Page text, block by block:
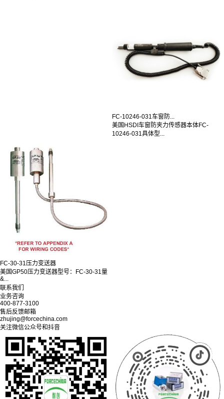
FC-10246-031车窗防...
美国HSDI车窗防夹力传感器本体FC-
10246-031具体型...
FC-30-31压力变送器
美国GP50压力变送器型号：FC-30-31量
&...
联系我们
业务咨询
400-877-3100
售后反馈邮箱
zhujing@forcechina.com
关注微信公众号和抖音